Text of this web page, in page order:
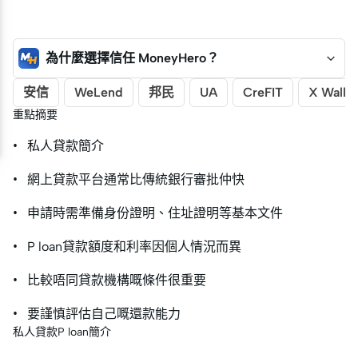
為什麼選擇信任 MoneyHero？
安信 WeLend 邦民 UA CreFIT X Wallet
重點摘要
• 私人貸款簡介
• 網上貸款平台通常比傳統銀行審批仲快
• 申請時需準備身份證明、住址證明等基本文件
• P loan貸款額度和利率因個人情況而異
• 比較唔同貸款機構嘅條件很重要
• 要謹慎評估自己嘅還款能力
私人貸款P loan簡介